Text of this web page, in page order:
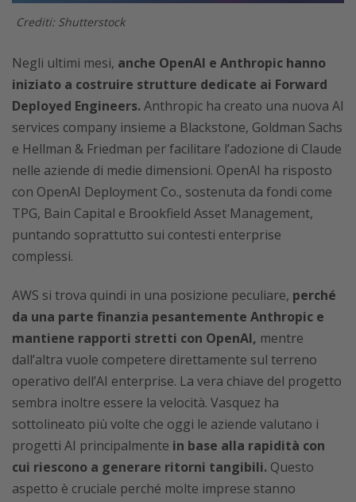
Crediti: Shutterstock
Negli ultimi mesi, anche OpenAI e Anthropic hanno
iniziato a costruire strutture dedicate ai Forward
Deployed Engineers.Anthropic ha creato una nuova AI
services company insieme a Blackstone, Goldman Sachs
e Hellman & Friedman per facilitare l’adozione di Claude
nelle aziende di medie dimensioni. OpenAI ha risposto
con OpenAI Deployment Co., sostenuta da fondi come
TPG, Bain Capital e Brookfield Asset Management,
puntando soprattutto sui contesti enterprise
complessi.
AWS si trova quindi in una posizione peculiare, perché
da una parte finanzia pesantemente Anthropic e
mantiene rapporti stretti con OpenAI, mentre
dall’altra vuole competere direttamente sul terreno
operativo dell’AI enterprise. La vera chiave del progetto
sembra inoltre essere la velocità. Vasquez ha
sottolineato più volte che oggi le aziende valutano i
progetti AI principalmente in base alla rapidità con
cui riescono a generare ritorni tangibili. Questo
aspetto è cruciale perché molte imprese stanno